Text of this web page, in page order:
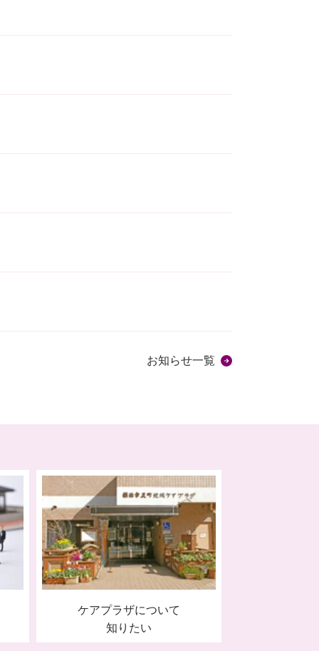
お知らせ一覧
ケアプラザについて
知りたい